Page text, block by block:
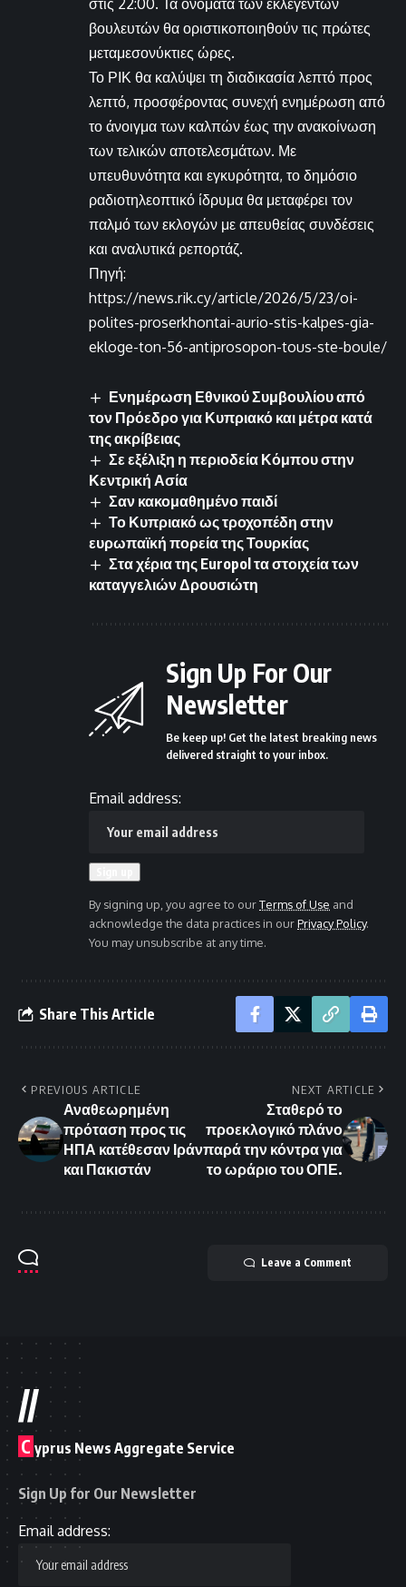
βουλευτών θα οριστικοποιηθούν τις πρώτες
μεταμεσονύκτιες ώρες.
Το ΡΙΚ θα καλύψει τη διαδικασία λεπτό προς
λεπτό, προσφέροντας συνεχή ενημέρωση από
το άνοιγμα των καλπών έως την ανακοίνωση
των τελικών αποτελεσμάτων. Με
υπευθυνότητα και εγκυρότητα, το δημόσιο
ραδιοτηλεοπτικό ίδρυμα θα μεταφέρει τον
παλμό των εκλογών με απευθείας συνδέσεις
και αναλυτικά ρεπορτάζ.
Πηγή:
https://news.rik.cy/article/2026/5/23/oi-
polites-proserkhontai-aurio-stis-kalpes-gia-
ekloge-ton-56-antiprosopon-tous-ste-boule/
Ενημέρωση Εθνικού Συμβουλίου από
τον Πρόεδρο για Κυπριακό και μέτρα κατά
της ακρίβειας
Σε εξέλιξη η περιοδεία Κόμπου στην
Κεντρική Ασία
Σαν κακομαθημένο παιδί
Το Κυπριακό ως τροχοπέδη στην
ευρωπαϊκή πορεία της Τουρκίας
Στα χέρια της Europol τα στοιχεία των
καταγγελιών Δρουσιώτη
Sign Up For Our
Newsletter
Be keep up! Get the latest breaking news
delivered straight to your inbox.
Email address:
By signing up, you agree to ourTerms of Use and
acknowledge the data practices in ourPrivacy Policy.
You may unsubscribe at any time.
Share This Article
PREVIOUS ARTICLE
Αναθεωρημένη
πρόταση προς τις
ΗΠΑ κατέθεσαν Ιράν
και Πακιστάν
NEXT ARTICLE
Σταθερό το
προεκλογικό πλάνο
παρά την κόντρα για
το ωράριο του ΟΠΕ.
Leave a Comment
//
C yprus News Aggregate Service
Sign Up for Our Newsletter
Email address: